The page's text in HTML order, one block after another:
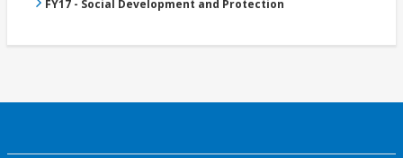
FY17 - Social Development and Protection